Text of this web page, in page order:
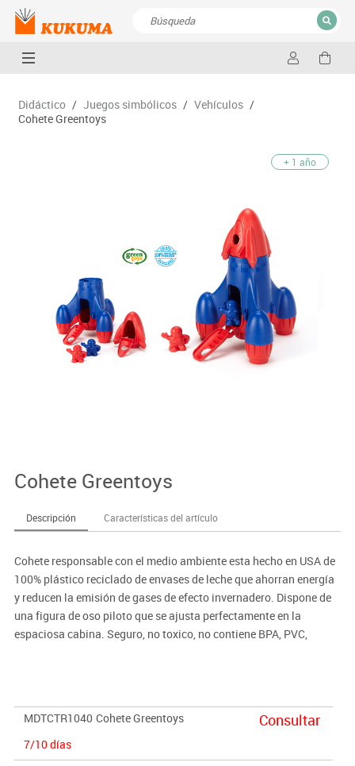
CERRAR
Didáctico / Juegos simbólicos / Vehículos /
Cohete Greentoys
+ 1 año
Cohete Greentoys
Descripción Características del artículo
Cohete responsable con el medio ambiente esta hecho en USA de
100% plástico reciclado de envases de leche que ahorran energía
y reducen la emisión de gases de efecto invernadero. Dispone de
una figura de oso piloto que se ajusta perfectamente en la
espaciosa cabina. Seguro, no toxico, no contiene BPA, PVC,
Anchura: 230 mm. Profundidad: 200 mm. Consta de 3 piezas de
juego.
MDTCTR1040 Cohete Greentoys
7/10 días
Consultar